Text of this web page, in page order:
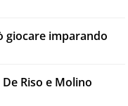
giocare imparando
Riso e Molino